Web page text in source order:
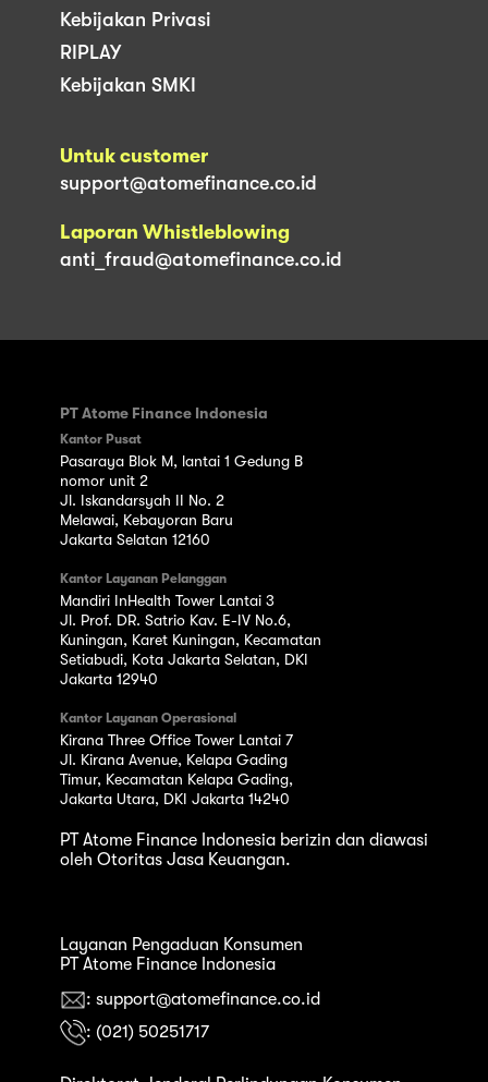
Kebijakan Privasi
RIPLAY
Kebijakan SMKI
Untuk customer
support@atomefinance.co.id
Laporan Whistleblowing
anti_fraud@atomefinance.co.id
PT Atome Finance Indonesia
Kantor Pusat
Pasaraya Blok M, lantai 1 Gedung B
nomor unit 2
Jl. Iskandarsyah II No. 2
Melawai, Kebayoran Baru
Jakarta Selatan 12160
Kantor Layanan Pelanggan
Mandiri InHealth Tower Lantai 3
Jl. Prof. DR. Satrio Kav. E-IV No.6,
Kuningan, Karet Kuningan, Kecamatan
Setiabudi, Kota Jakarta Selatan, DKI
Jakarta 12940
Kantor Layanan Operasional
Kirana Three Office Tower Lantai 7
Jl. Kirana Avenue, Kelapa Gading
Timur, Kecamatan Kelapa Gading,
Jakarta Utara, DKI Jakarta 14240
PT Atome Finance Indonesia berizin dan diawasi
oleh Otoritas Jasa Keuangan.
Layanan Pengaduan Konsumen
PT Atome Finance Indonesia
: support@atomefinance.co.id
: (021) 50251717